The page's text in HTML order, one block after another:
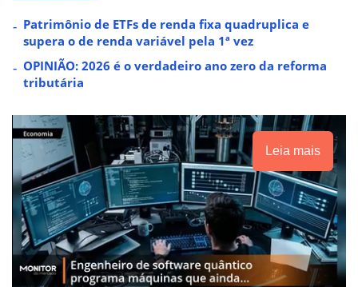
Patrimônio de ETFs de renda fixa quadruplica e
supera o de renda variável pela 1ª vez
OPINIÃO: 2026 é o verdadeiro ano zero da reforma
tributária
Leia mais